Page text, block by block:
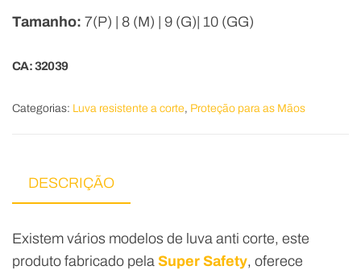
Tamanho: 7(P) | 8 (M) | 9 (G)| 10 (GG)
CA: 32039
Categorias: Luva resistente a corte, Proteção para as Mãos
DESCRIÇÃO
Existem vários modelos de luva anti corte, este
produto fabricado pela Super Safety, oferece